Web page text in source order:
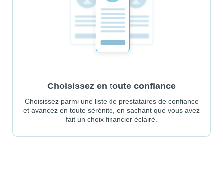
Choisissez en toute confiance
Choisissez parmi une liste de prestataires de confiance
et avancez en toute sérénité, en sachant que vous avez
fait un choix financier éclairé.